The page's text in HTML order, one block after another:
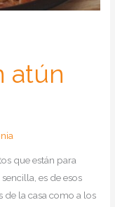
atún
que están para
es de esos
de la casa como a los